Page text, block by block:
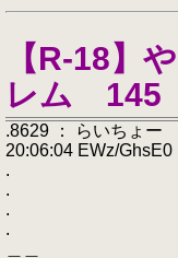
【R-18】
レム 145
.8629 ： らいちょ
20:06:04 EWz/GhsE0
.
.
.